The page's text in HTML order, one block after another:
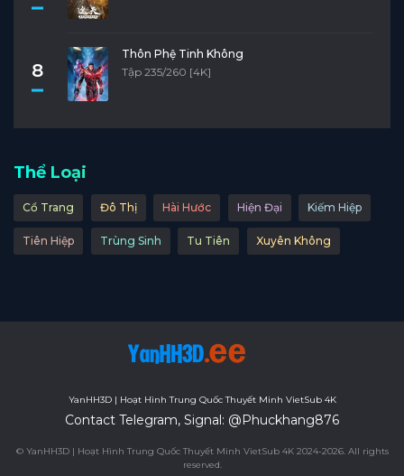
8
Thôn Phệ Tinh Không
Tập 235/260 [4K]
Thể Loại
Cổ Trang Đô Thị Hài Hước Hiện Đại Kiếm Hiệp
Tiên Hiệp Trùng Sinh Tu Tiên Xuyên Không
YanHH3D | Hoạt Hình Trung Quốc Thuyết Minh VietSub 4K
Contact Telegram, Signal: @Phuckhang876
© YanHH3D | Hoạt Hình Trung Quốc Thuyết Minh VietSub 4K 2024-2026. All rights
reserved.